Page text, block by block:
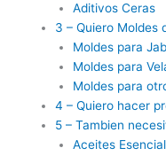
Aditivos Ceras
3 – Quiero Moldes
Moldes para
Moldes para
Moldes para
4 – Quiero hacer
5 – Tambien
Aceites